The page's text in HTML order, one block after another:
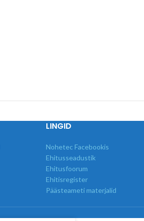
LINGID
Nohetec Facebookis
Ehitusseadustik
Ehitusfoorum
Ehitisregister
Päästeameti materjalid